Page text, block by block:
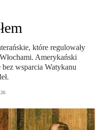
które regulowały
Amerykański
wsparcia Watykanu